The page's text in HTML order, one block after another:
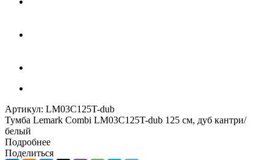
Артикул: LM03C125T-dub
Тумба Lemark Combi LM03C125T-dub 125 см, дуб кантри/
белый
Подробнее
Поделиться